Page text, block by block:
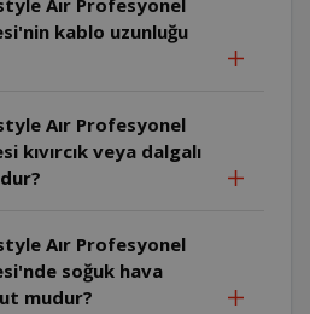
kablo uzunluğu
Aır Profesyonel
kıvırcık veya dalgalı
Aır Profesyonel
soğuk hava
mudur?